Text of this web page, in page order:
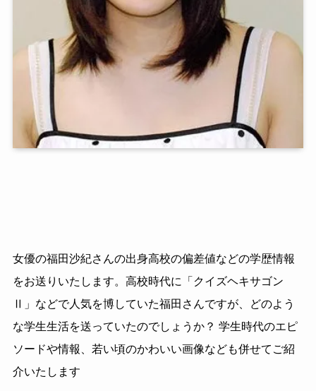
女優の福田沙紀さんの出身高校の偏差値などの学歴情報
をお送りいたします。高校時代に「クイズヘキサゴン
Ⅱ」などで人気を博していた福田さんですが、どのよう
な学生生活を送っていたのでしょうか？ 学生時代のエピ
ソードや情報、若い頃のかわいい画像なども併せてご紹
介いたします